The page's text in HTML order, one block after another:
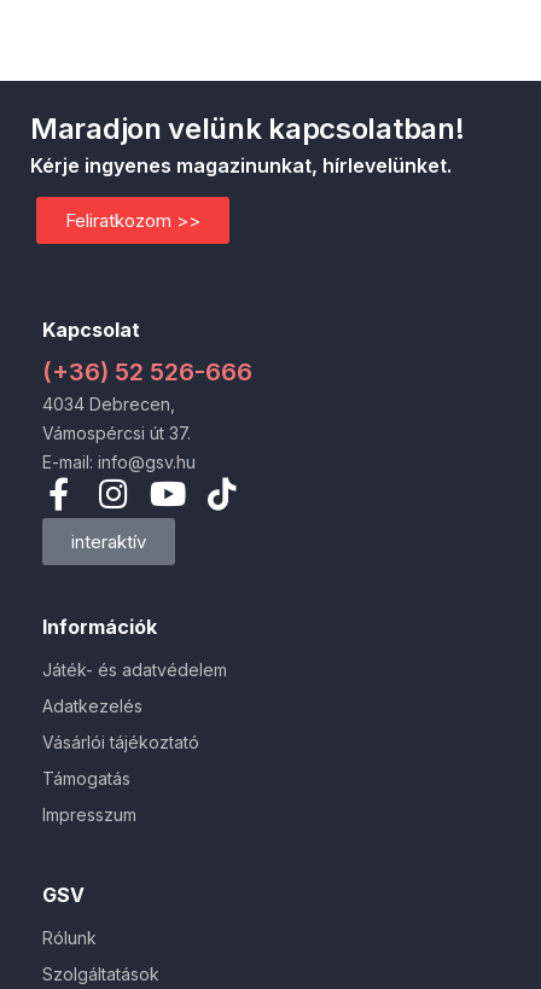
GSV
Rólunk
Szolgáltatások
Információk
Játék- és adatvédelem
Adatkezelés
Vásárlói tájékoztató
Támogatás
Impresszum
Kapcsolat
(+36) 52 526-666
4034 Debrecen,
Vámospércsi út 37.
E-mail: info@gsv.hu
interaktív
Maradjon velünk kapcsolatban!
Kérje ingyenes magazinunkat, hírlevelünket.
Feliratkozom >>